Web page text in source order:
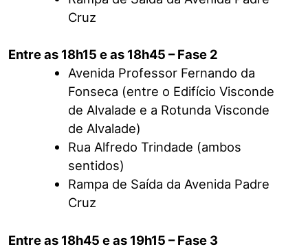
Cruz
Entre as 18h15 e as 18h45 – Fase 2
Avenida Professor Fernando da
Fonseca (entre o Edifício Visconde
de Alvalade e a Rotunda Visconde
de Alvalade)
Rua Alfredo Trindade (ambos
sentidos)
Rampa de Saída da Avenida Padre
Cruz
Entre as 18h45 e as 19h15 – Fase 3